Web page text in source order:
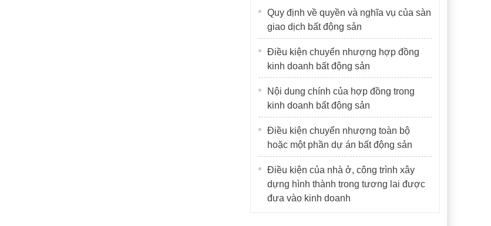
Quy định về quyền và nghĩa vụ của sàn
giao dịch bất động sản
Điều kiện chuyển nhượng hợp đồng
kinh doanh bất động sản
Nội dung chính của hợp đồng trong
kinh doanh bất động sản
Điều kiện chuyển nhượng toàn bộ
hoặc một phần dự án bất động sản
Điều kiện của nhà ở, công trình xây
dựng hình thành trong tương lai được
đưa vào kinh doanh